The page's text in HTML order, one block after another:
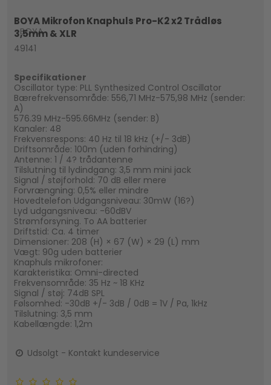
BOYA Mikrofon Knaphuls Pro-K2 x2 Trådløs
3,5mm & XLR
BOYA
49141
Specifikationer
Oscillator type: PLL Synthesized Control Oscillator
Bærefrekvensområde: 556,71 MHz-575,98 MHz (sender:
A)
576.39 MHz-595.66MHz (sender: B)
Kanaler: 48
Frekvensrespons: 40 Hz til 18 kHz (+/- 3dB)
Driftsområde: 100m (uden forhindring)
Antenne: 1 / 4? trådantenne
Tilslutning til lydindgang: 3,5 mm mini jack
Signal / støjforhold: 70 dB eller mere
Forvrængning: 0,5% eller mindre
Hovedtelefon Udgangsniveau: 30mW (16?)
Lyd udgangsniveau: -60dBV
Strømforsyning. To AA batterier
Driftstid: Ca. 4 timer
Dimensioner: 208 (H) × 67 (W) × 29 (L) mm
Vægt: 90g uden batterier
Knaphuls mikrofoner:
Karakteristika: Omni-directed
Frekvensområde: 35 Hz ~ 18 KHz
Signal / støj: 74dB SPL
Følsomhed: -30dB +/- 3dB / 0dB = 1V / Pa, 1kHz
Tilslutning: 3,5 mm
Kabellængde: 1,2m
Udsolgt - Kontakt kundeservice